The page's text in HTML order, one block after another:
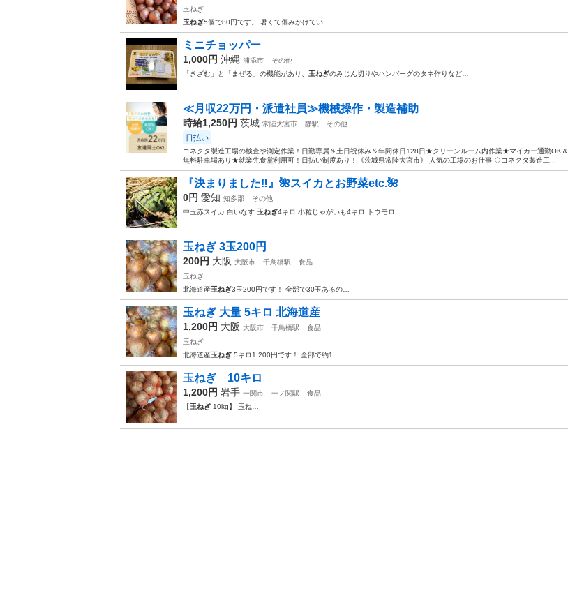
玉ねぎ
玉ねぎ5個で80円です。 暑くて傷みかけてい…
ミニチョッパー
1,000円 沖縄 浦添市
その他
「きざむ」と「まぜる」の機能があり、 玉ねぎのみじん切りやハンバーグのタネ作りなど…
≪月収22万円・派遣社員≫機械操作・製造補助
時給1,250円 茨城 常陸大宮市 静駅 その他
日払い
コネクタ製造工場の検査や測定作業！日勤専属＆土日祝休み＆年間休日128日★クリーンルーム内作業★マイカー通勤OK＆
無料駐車場あり★就業先食堂利用可！日払い制度あり！《茨城県常陸大宮市》 人気の工場のお仕事 ◇コネクタ製造工...
『決まりました‼️』🌺スイカとお野菜etc.🌺
0円 愛知 知多郡
その他
中玉赤スイカ 白いなす 玉ねぎ4キロ 小粒じゃがいも4キロ トウモロ…
玉ねぎ 3玉200円
200円 大阪 大阪市 千鳥橋駅
食品
玉ねぎ
北海道産玉ねぎ3玉200円です！ 全部で30玉あるの…
玉ねぎ 大量 5キロ 北海道産
1,200円 大阪 大阪市 千鳥橋駅
食品
玉ねぎ
北海道産玉ねぎ 5キロ1,200円です！ 全部で約1…
玉ねぎ 10キロ
1,200円 岩手 一関市 一ノ関駅
食品
【玉ねぎ 10kg】 玉ね…